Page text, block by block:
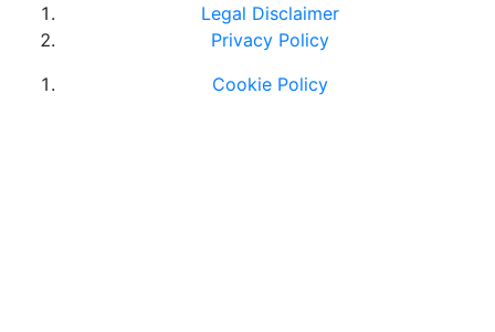
Legal Disclaimer
Privacy Policy
Cookie Policy